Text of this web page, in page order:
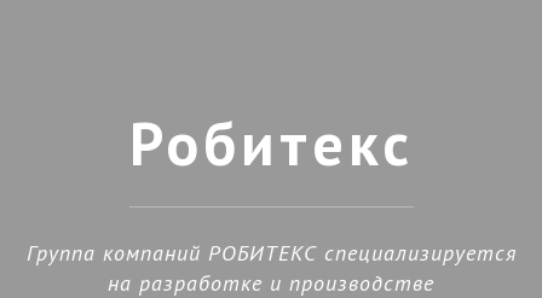
Робитекс
Группа компаний РОБИТЕКС специализируется
на разработке и производстве